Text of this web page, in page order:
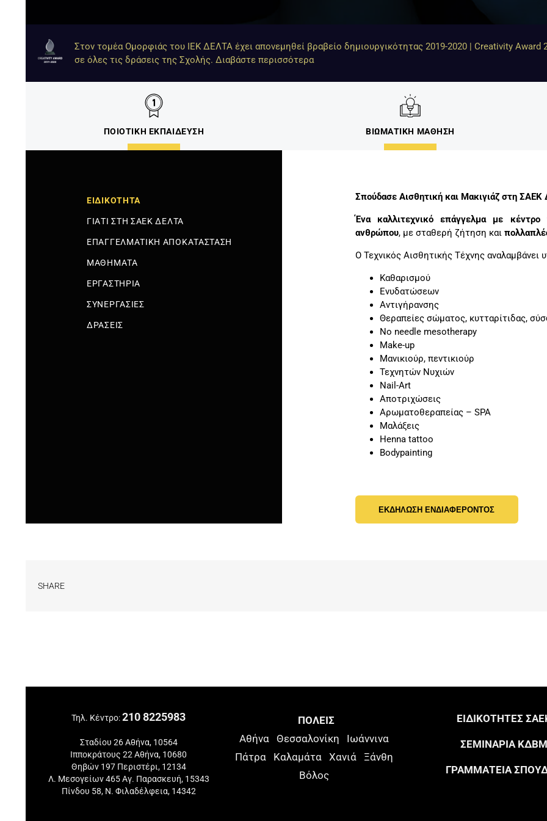
Στον τομέα Ομορφιάς του ΙΕΚ ΔΕΛΤΑ έχει απονεμηθεί βραβείο δημιουργικότητας 2019-2020 | Creativity Award
σε όλες τις δράσεις της Σχολής. Διαβάστε περισσότερα
ΠΟΙΟΤΙΚΗ ΕΚΠΑΙΔΕΥΣΗ ΒΙΩΜΑΤΙΚΗ ΜΑΘΗΣΗ
ΕΙΔΙΚΟΤΗΤΑ
ΓΙΑΤΙ ΣΤΗ ΣΑΕΚ ΔΕΛΤΑ
ΕΠΑΓΓΕΛΜΑΤΙΚΗ ΑΠΟΚΑΤΑΣΤΑΣΗ
ΜΑΘΗΜΑΤΑ
ΕΡΓΑΣΤΗΡΙΑ
ΣΥΝΕΡΓΑΣΙΕΣ
ΔΡΑΣΕΙΣ
Σπούδασε Αισθητική και Μακιγιάζ στη
Ένα καλλιτεχνικό επάγγελμα με
ανθρώπου, με σταθερή ζήτηση και
Ο Τεχνικός Αισθητικής Τέχνης αναλαμβάνει
Καθαρισμού
Ενυδατώσεων
Αντιγήρανσης
Θεραπείες σώματος, κυτταρίτιδας,
Νο needle mesotherapy
Make-up
Μανικιούρ, πεντικιούρ
Τεχνητών Νυχιών
Nail-Art
Αποτριχώσεις
Αρωματοθεραπείας – SPA
Μαλάξεις
Henna tattoo
Bodypainting
ΕΚΔΗΛΩΣΗ ΕΝΔΙΑΦΕΡΟΝΤΟΣ
SHARE
Τηλ. Κέντρο:210 8225983
Σταδίου 26 Αθήνα, 10564
Ιπποκράτους 22 Αθήνα, 10680
Θηβών 197 Περιστέρι, 12134
Λ. Μεσογείων 465 Αγ. Παρασκευή, 15343
Πίνδου 58, Ν. Φιλαδέλφεια, 14342
ΠΟΛΕΙΣ
Αθήνα
Θεσσαλονίκη
Ιωάννινα
Πάτρα
Καλαμάτα Χανιά
Ξάνθη
Βόλος
ΕΙΔΙΚΟΤΗΤΕΣ
ΣΕΜΙΝΑΡΙΑ ΚΔΒΜ
ΓΡΑΜΜΑΤΕΙΑ